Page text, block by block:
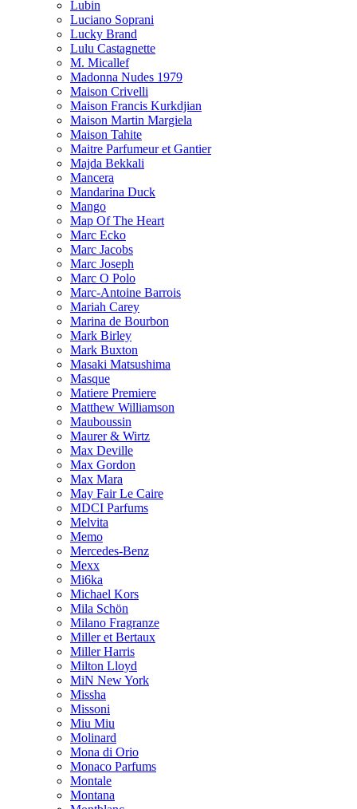
Lubin
Luciano Soprani
Lucky Brand
Lulu Castagnette
M. Micallef
Madonna Nudes 1979
Maison Crivelli
Maison Francis Kurkdjian
Maison Martin Margiela
Maison Tahite
Maitre Parfumeur et Gantier
Majda Bekkali
Mancera
Mandarina Duck
Mango
Map Of The Heart
Marc Ecko
Marc Jacobs
Marc Joseph
Marc O Polo
Marc-Antoine Barrois
Mariah Carey
Marina de Bourbon
Mark Birley
Mark Buxton
Masaki Matsushima
Masque
Matiere Premiere
Matthew Williamson
Mauboussin
Maurer & Wirtz
Max Deville
Max Gordon
Max Mara
May Fair Le Caire
MDCI Parfums
Melvita
Memo
Mercedes-Benz
Mexx
Mi6ka
Michael Kors
Mila Schön
Milano Fragranze
Miller et Bertaux
Miller Harris
Milton Lloyd
MiN New York
Missha
Missoni
Miu Miu
Molinard
Mona di Orio
Monaco Parfums
Montale
Montana